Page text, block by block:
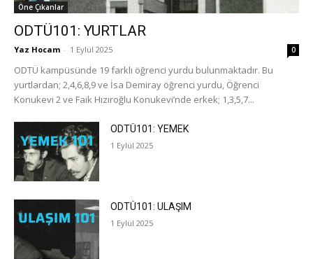
Öne Çıkanlar
ODTÜ101: YURTLAR
Yaz Hocam - 1 Eylül 2025 0
ODTÜ kampüsünde 19 farklı öğrenci yurdu bulunmaktadır. Bu
yurtlardan; 2,4,6,8,9 ve İsa Demiray öğrenci yurdu, Öğrenci
Konukevi 2 ve Faik Hızıroğlu Konukevi’nde erkek; 1,3,5,7...
ODTÜ101: YEMEK
1 Eylül 2025
ODTÜ101: ULAŞIM
1 Eylül 2025